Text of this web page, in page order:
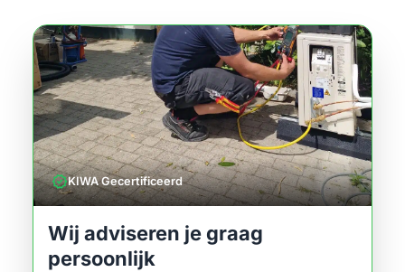
verifiedKIWA Gecertificeerd
Wij adviseren je graag
persoonlijk